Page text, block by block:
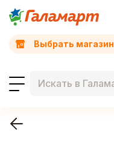
Выбрать магазин